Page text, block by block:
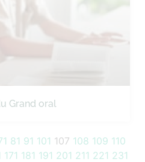
Grand oral
81 91 101 107 108 109 110
171 181 191 201 211 221 231